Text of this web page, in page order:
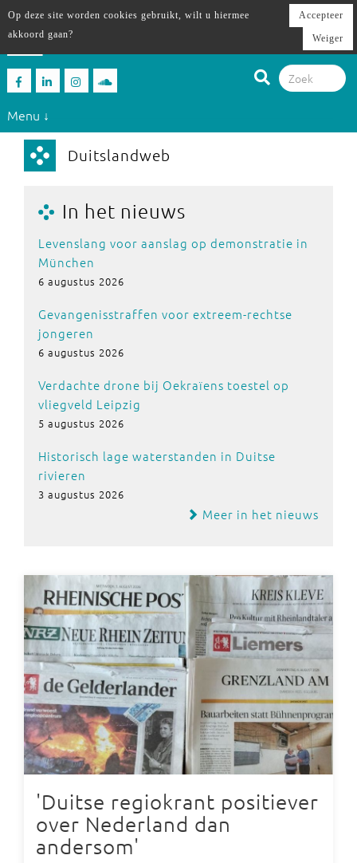
Menu ↓
Duitslandweb
In het nieuws
Levenslang voor aanslag op demonstratie in
München
6 augustus 2026
Gevangenisstraffen voor extreem-rechtse
jongeren
6 augustus 2026
Verdachte drone bij Oekraïens toestel op
vliegveld Leipzig
5 augustus 2026
Historisch lage waterstanden in Duitse
rivieren
3 augustus 2026
Meer in het nieuws
'Duitse regiokrant positiever
over Nederland dan
andersom'
Op deze site worden cookies gebruikt, wilt u hiermee
akkoord gaan?
Accepteer
Weiger